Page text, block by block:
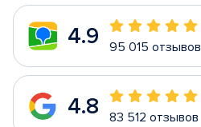
4.9 95 015 отзывов
4.8 83 512 отзывов